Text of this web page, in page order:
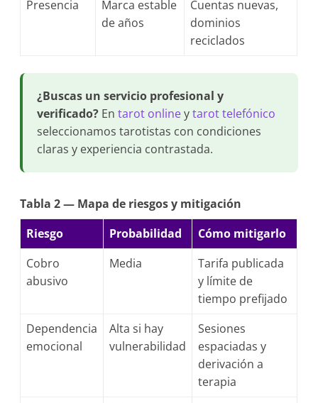
Presencia
Marca estable
de años
Cuentas nuevas,
dominios
reciclados
¿Buscas un servicio profesional y
verificado? Entarot onlineytarot telefónico
seleccionamos tarotistas con condiciones
claras y experiencia contrastada.
Tabla 2 — Mapa de riesgos y mitigación
Riesgo
Probabilidad
Cómo mitigarlo
Cobro
abusivo
Media
Tarifa publicada
y límite de
tiempo prefijado
Dependencia
emocional
Alta si hay
vulnerabilidad
Sesiones
espaciadas y
derivación a
terapia